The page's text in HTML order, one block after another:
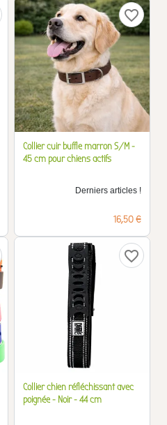
favorite_border
Collier cuir buffle marron S/M -
45 cm pour chiens actifs
Derniers articles !
Prix
16,50 €
favorite_border
Collier chien réfléchissant avec
poignée - Noir - 44 cm